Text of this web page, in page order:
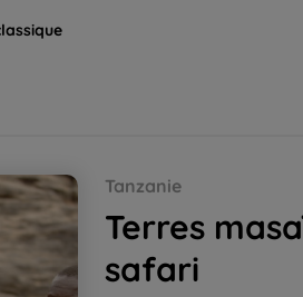
et safariTanzanie
Terres
safari